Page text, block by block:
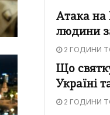
Атака на
людини
2 ГОДИНИ
Що
Україні
2 ГОДИНИ